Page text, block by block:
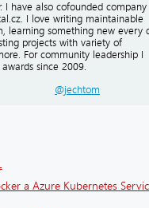
I have also cofounded company
I love writing maintainable
learning something new every
projects with variety of
For community leadership I
since 2009.
@jechtom
a Azure Kubernetes